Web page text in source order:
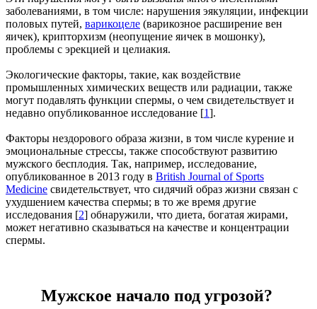
заболеваниями, в том числе: нарушения эякуляции, инфекции
половых путей, варикоцеле (варикозное расширение вен
яичек), крипторхизм (неопущение яичек в мошонку),
проблемы с эрекцией и целиакия.
Экологические факторы, такие, как воздействие
промышленных химических веществ или радиации, также
могут подавлять функции спермы, о чем свидетельствует и
недавно опубликованное исследование [1].
Факторы нездорового образа жизни, в том числе курение и
эмоциональные стрессы, также способствуют развитию
мужского бесплодия. Так, например, исследование,
опубликованное в 2013 году в British Journal of Sports
Medicine свидетельствует, что сидячий образ жизни связан с
ухудшением качества спермы; в то же время другие
исследования [2] обнаружили, что диета, богатая жирами,
может негативно сказываться на качестве и концентрации
спермы.
Мужское начало под угрозой?